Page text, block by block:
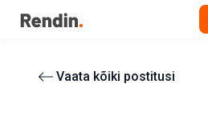
Vaata kõiki postitusi